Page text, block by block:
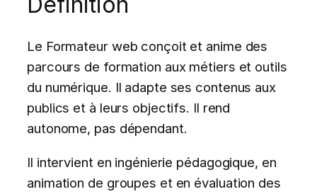
Le Formateur web conçoit et anime des
parcours de formation aux métiers et outils
du numérique. Il adapte ses contenus aux
publics et à leurs objectifs. Il rend
autonome, pas dépendant.
Il intervient en ingénierie pédagogique, en
animation de groupes et en évaluation des